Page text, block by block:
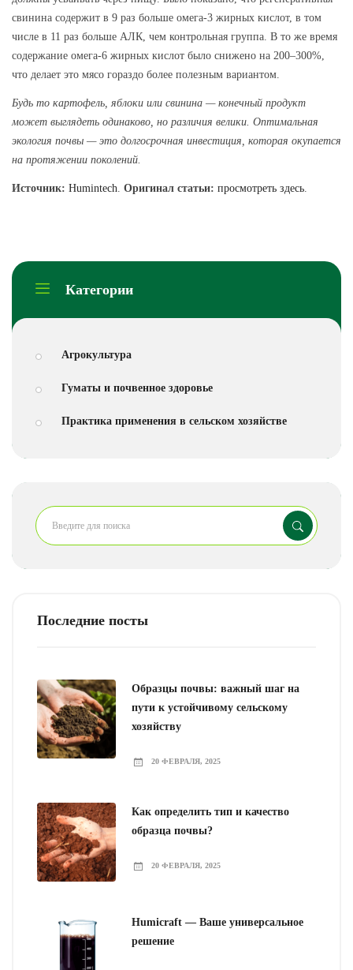
Категории
Агрокультура
Гуматы и почвенное здоровье
Практика применения в сельском хозяйстве
Последние посты
Образцы почвы: важный шаг на
пути к устойчивому сельскому
хозяйству
20 ФЕВРАЛЯ, 2025
Как определить тип и качество
образца почвы?
20 ФЕВРАЛЯ, 2025
Humicraft — Ваше универсальное
решение
свинина содержит в 9 раз больше омега-3 жирных кислот, в том
числе в 11 раз больше АЛК, чем контрольная группа. В то же время
содержание омега-6 жирных кислот было снижено на 200–300%,
что делает это мясо гораздо более полезным вариантом.
Будь то картофель, яблоки или свинина — конечный продукт
может выглядеть одинаково, но различия велики. Оптимальная
экология почвы — это долгосрочная инвестиция, которая окупается
на протяжении поколений.
Источник: Humintech Оригинал статьи: просмотреть здесь